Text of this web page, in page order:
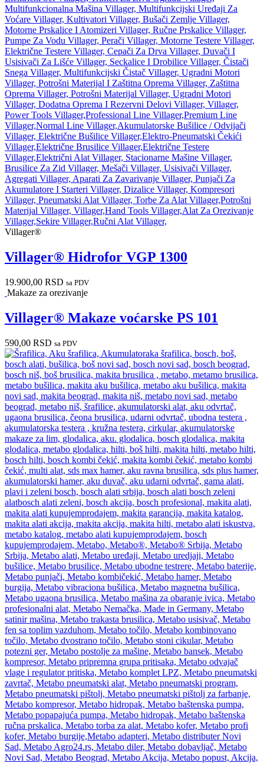
Villager®
Villager® Hidrofor VGP 1300
19.900,00 RSD sa PDV
Makaze za orezivanje
Villager® Makaze voćarske PS 101
590,00 RSD sa PDV